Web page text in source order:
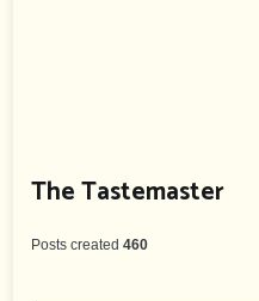
The Tastemaster
Posts created 460